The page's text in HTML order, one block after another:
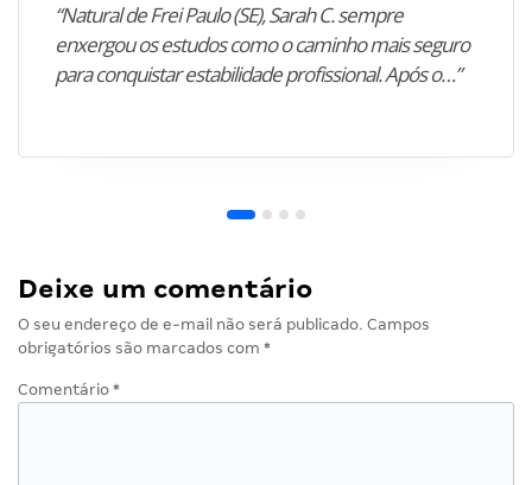
“Natural de Frei Paulo (SE), Sarah C. sempre
enxergou os estudos como o caminho mais seguro
para conquistar estabilidade profissional. Após o…”
Deixe um comentário
O seu endereço de e-mail não será publicado. Campos
obrigatórios são marcados com *
Comentário *